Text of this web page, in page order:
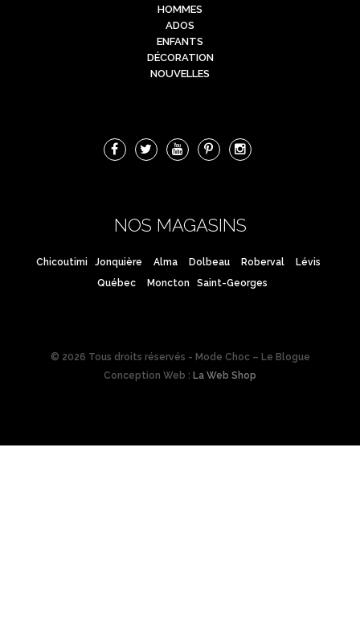
HOMMES
ADOS
ENFANTS
DÉCORATION
NOUVELLES
NOS MAGASINS
Chicoutimi Jonquière Alma Dolbeau Roberval
Lévis
Québec
Moncton Saint-Georges
© 2026 Tous droits réservés - Mode Choc – Le Blogue
Conception Web : La Web Shop